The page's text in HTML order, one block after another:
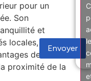
pour un
Son
et
locales, vous
de la vie à
proximité de la
Envoyer